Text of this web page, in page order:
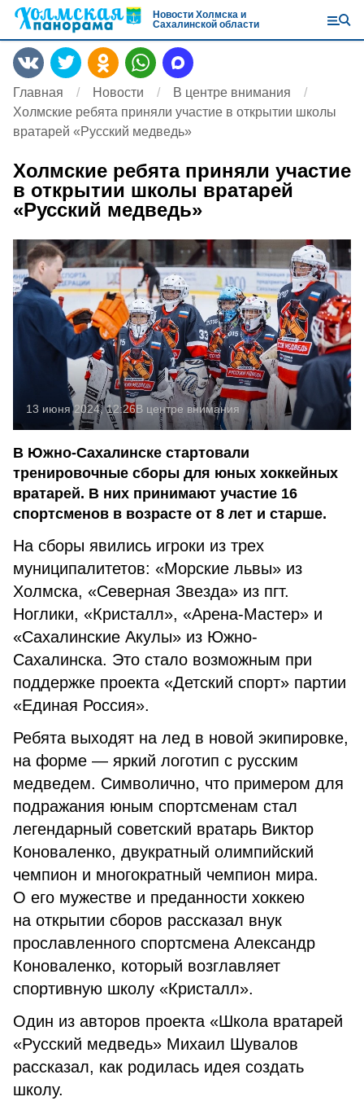
Новости Холмска и
Сахалинской области
Главная Новости
В центре внимания
Холмские ребята приняли участие в открытии школы
вратарей «Русский медведь»
Холмские ребята приняли участие
в открытии школы вратарей
«Русский медведь»
13 июня 2024, 12:26В центре внимания
В Южно-Сахалинске стартовали
тренировочные сборы для юных хоккейных
вратарей. В них принимают участие 16
спортсменов в возрасте от 8 лет и старше.
На сборы явились игроки из трех
муниципалитетов: «Морские львы» из
Холмска, «Северная Звезда» из пгт.
Ноглики, «Кристалл», «Арена-Мастер» и
«Сахалинские Акулы» из Южно-
Сахалинска. Это стало возможным при
поддержке проекта «Детский спорт» партии
«Единая Россия».
Ребята выходят на лед в новой экипировке,
на форме — яркий логотип с русским
медведем. Символично, что примером для
подражания юным спортсменам стал
легендарный советский вратарь Виктор
Коноваленко, двукратный олимпийский
чемпион и многократный чемпион мира.
О его мужестве и преданности хоккею
на открытии сборов рассказал внук
прославленного спортсмена Александр
Коноваленко, который возглавляет
спортивную школу «Кристалл».
Один из авторов проекта «Школа вратарей
«Русский медведь» Михаил Шувалов
рассказал, как родилась идея создать
школу.